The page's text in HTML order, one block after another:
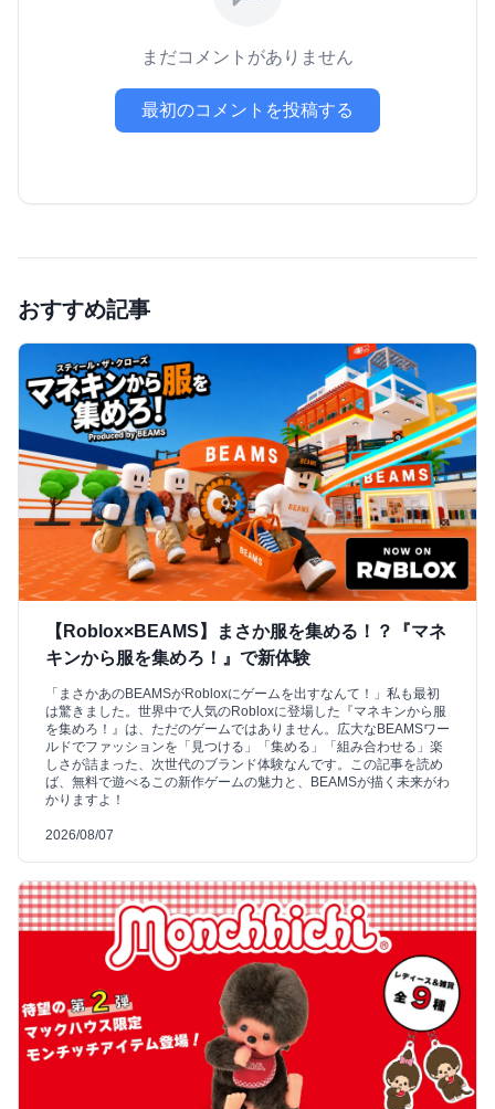
まだコメントがありません
最初のコメントを投稿する
おすすめ記事
【Roblox×BEAMS】まさか服を集める！？『マネ
キンから服を集めろ！』で新体験
「まさかあのBEAMSがRobloxにゲームを出すなんて！」私も最初
は驚きました。世界中で人気のRobloxに登場した『マネキンから服
を集めろ！』は、ただのゲームではありません。広大なBEAMSワー
ルドでファッションを「見つける」「集める」「組み合わせる」楽
しさが詰まった、次世代のブランド体験なんです。この記事を読め
ば、無料で遊べるこの新作ゲームの魅力と、BEAMSが描く未来がわ
かりますよ！
2026/08/07